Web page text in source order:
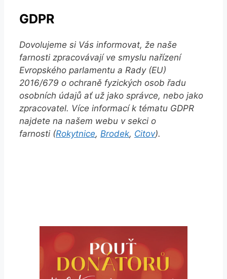
GDPR
Dovolujeme si Vás informovat, že naše
farnosti zpracovávají ve smyslu nařízení
Evropského parlamentu a Rady (EU)
2016/679 o ochraně fyzických osob řadu
osobních údajů ať už jako správce, nebo jako
zpracovatel. Více informací k tématu GDPR
najdete na našem webu v sekci o
farnosti (Rokytnice, Brodek, Citov).